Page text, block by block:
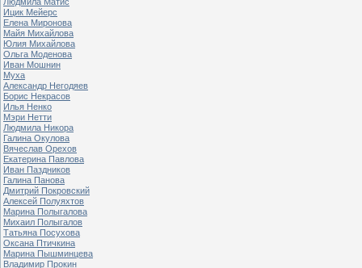
Ицик Мейерс
Елена Миронова
Майя Михайлова
Юлия Михайлова
Ольга Моденова
Иван Мошнин
Муха
Александр Негодяев
Борис Некрасов
Илья Ненко
Мэри Нетти
Людмила Никора
Галина Окулова
Вячеслав Орехов
Екатерина Павлова
Иван Паздников
Галина Панова
Дмитрий Покровский
Алексей Полуяхтов
Марина Полыгалова
Михаил Полыгалов
Татьяна Посухова
Оксана Птичкина
Марина Пышминцева
Владимир Прокин